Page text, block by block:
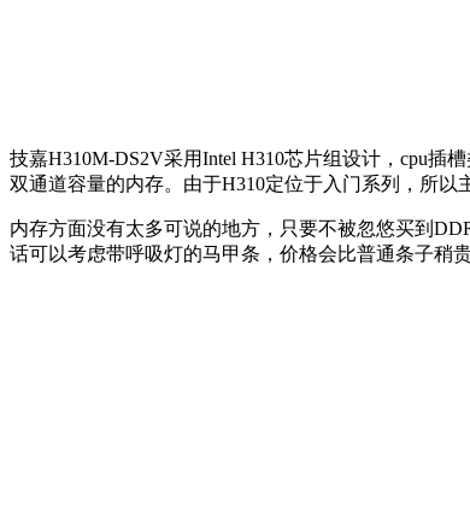
技嘉H310M-DS2V采用Intel H310芯片组设计，cpu插
双通道容量的内存。由于H310定位于入门系列，所以
内存方面没有太多可说的地方，只要不被忽悠买到
话可以考虑带呼吸灯的马甲条，价格会比普通条子稍贵